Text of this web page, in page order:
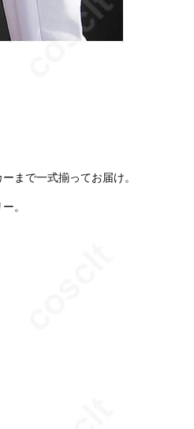
まで一式揃ってお届け。
。